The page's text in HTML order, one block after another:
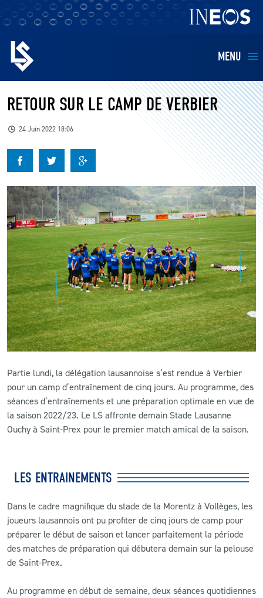
MENU
EQUIPES
BILLETTERIE
FANS
KIDS
BUSINESS
RESTAURATION
CLUB
CONTACT
ACTUALITÉS
LS E-SHOP
L’APP DU LS
LS ACADEMY CAMPS
PRESSE ET MEDIAS
RETOUR SUR LE CAMP DE VERBIER
24 Juin 2022 18:06
Partie lundi, la délégation lausannoise s’est rendue à Verbier
pour un camp d’entraînement de cinq jours. Au programme, des
séances d’entraînements et une préparation optimale en vue de
la saison 2022/23. Le LS affronte demain Stade Lausanne
Ouchy à Saint-Prex pour le premier match amical de la saison.
LES ENTRAINEMENTS
Dans le cadre magnifique du stade de la Morentz à Vollèges, les
joueurs lausannois ont pu profiter de cinq jours de camp pour
préparer le début de saison et lancer parfaitement la période
des matches de préparation qui débutera demain sur la pelouse
de Saint-Prex.
Au programme en début de semaine, deux séances quotidiennes